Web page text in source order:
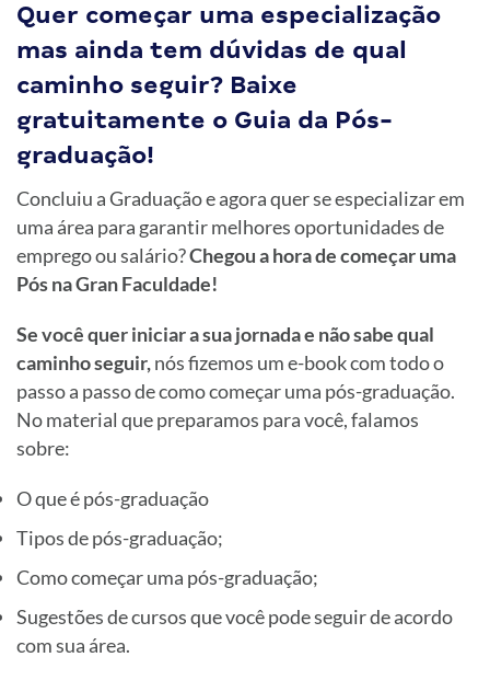
Quer começar uma especialização
mas ainda tem dúvidas de qual
caminho seguir? Baixe
gratuitamente o Guia da Pós-
graduação!
Concluiu a Graduação e agora quer se especializar em
uma área para garantir melhores oportunidades de
emprego ou salário?Chegou a hora de começar uma
Pós na Gran Faculdade!
Se você quer iniciar a sua jornada e não sabe qual
caminho seguir,nós fizemos um e-book com todo o
passo a passo de como começar uma pós-graduação.
No material que preparamos para você, falamos
sobre:
O que é pós-graduação
Tipos de pós-graduação;
Como começar uma pós-graduação;
Sugestões de cursos que você pode seguir de acordo
com sua área.